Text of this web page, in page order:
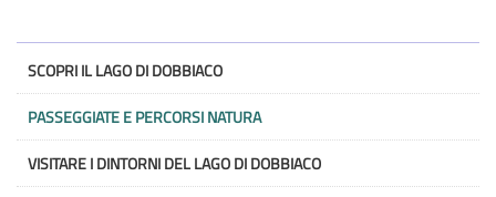
SCOPRI IL LAGO DI DOBBIACO
PASSEGGIATE E PERCORSI NATURA
VISITARE I DINTORNI DEL LAGO DI DOBBIACO